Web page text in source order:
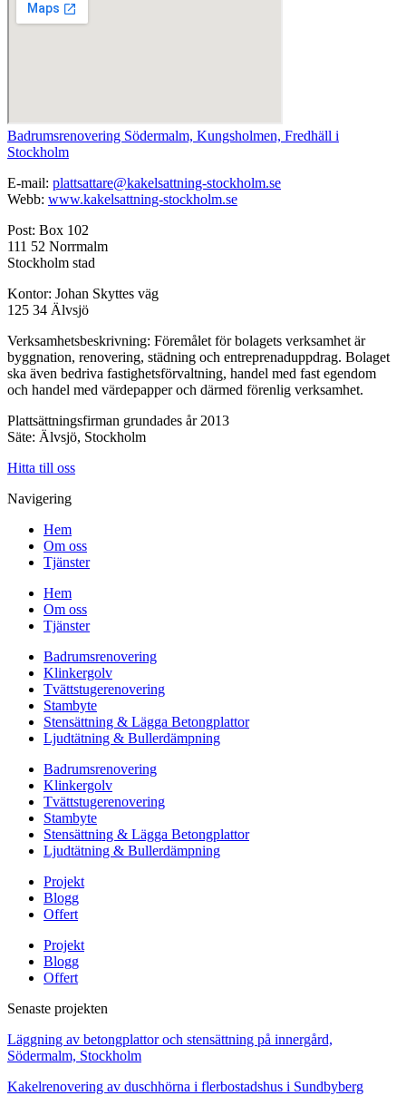
Badrumsrenovering Södermalm, Kungsholmen, Fredhäll i
Stockholm
E-mail: plattsattare@kakelsattning-stockholm.se
Webb: www.kakelsattning-stockholm.se
Post: Box 102
111 52 Norrmalm
Stockholm stad
Kontor: Johan Skyttes väg
125 34 Älvsjö
Verksamhetsbeskrivning: Föremålet för bolagets verksamhet är
byggnation, renovering, städning och entreprenaduppdrag. Bolaget
ska även bedriva fastighetsförvaltning, handel med fast egendom
och handel med värdepapper och därmed förenlig verksamhet.
Plattsättningsfirman grundades år 2013
Säte: Älvsjö, Stockholm
Hitta till oss
Navigering
Hem
Om oss
Tjänster
Hem
Om oss
Tjänster
Badrumsrenovering
Klinkergolv
Tvättstugerenovering
Stambyte
Stensättning & Lägga Betongplattor
Ljudtätning & Bullerdämpning
Badrumsrenovering
Klinkergolv
Tvättstugerenovering
Stambyte
Stensättning & Lägga Betongplattor
Ljudtätning & Bullerdämpning
Projekt
Blogg
Offert
Projekt
Blogg
Offert
Senaste projekten
Läggning av betongplattor och stensättning på innergård,
Södermalm, Stockholm
Kakelrenovering av duschhörna i flerbostadshus i Sundbyberg